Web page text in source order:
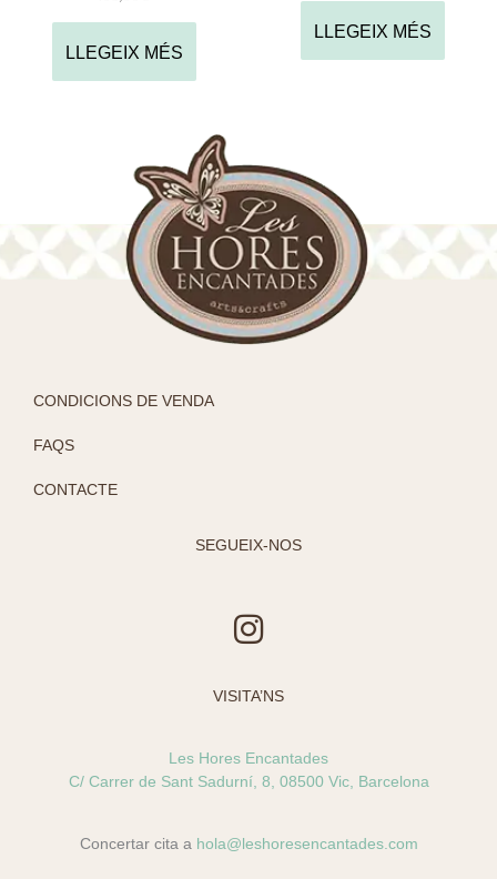
LLEGEIX MÉS
LLEGEIX MÉS
CONDICIONS DE VENDA
FAQS
CONTACTE
SEGUEIX-NOS
I
n
t
a
g
a
VISITA’NS
Les Hores Encantades
C/ Carrer de Sant Sadurní, 8, 08500 Vic, Barcelona
Concertar cita a hola@leshoresencantades.com